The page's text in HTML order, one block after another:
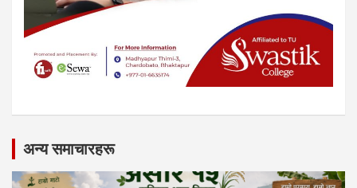
अन्य समाचारहरू